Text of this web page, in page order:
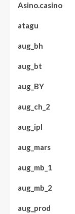
Asino.casino
atagu
aug_bh
aug_bt
aug_BY
aug_ch_2
aug_ipl
aug_mars
aug_mb_1
aug_mb_2
aug_prod